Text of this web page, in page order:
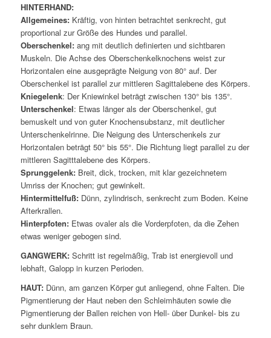
HINTERHAND:
Allgemeines:Kräftig, von hinten betrachtet senkrecht, gut
proportional zur Größe des Hundes und parallel.
Oberschenkel:ang mit deutlich definierten und sichtbaren
Muskeln. Die Achse des Oberschenkelknochens weist zur
Horizontalen eine ausgeprägte Neigung von 80° auf. Der
Oberschenkel ist parallel zur mittleren Sagittalebene des Körpers.
Kniegelenk: Der Kniewinkel beträgt zwischen 130° bis 135°.
Unterschenkel: Etwas länger als der Oberschenkel, gut
bemuskelt und von guter Knochensubstanz, mit deutlicher
Unterschenkelrinne. Die Neigung des Unterschenkels zur
Horizontalen beträgt 50° bis 55°. Die Richtung liegt parallel zu der
mittleren Sagitttalebene des Körpers.
Sprunggelenk:Breit, dick, trocken, mit klar gezeichnetem
Umriss der Knochen; gut gewinkelt.
Hintermittelfuß:Dünn, zylindrisch, senkrecht zum Boden. Keine
Afterkrallen.
Hinterpfoten:Etwas ovaler als die Vorderpfoten, da die Zehen
etwas weniger gebogen sind.
GANGWERK:Schritt ist regelmäßig, Trab ist energievoll und
lebhaft, Galopp in kurzen Perioden.
HAUT:Dünn, am ganzen Körper gut anliegend, ohne Falten. Die
Pigmentierung der Haut neben den Schleimhäuten sowie die
Pigmentierung der Ballen reichen von Hell- über Dunkel- bis zu
sehr dunklem Braun.